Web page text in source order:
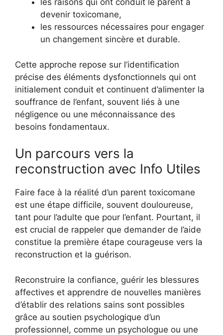
les raisons qui ont conduit le parent à
devenir toxicomane,
les ressources nécessaires pour engager
un changement sincère et durable.
Cette approche repose sur l’identification
précise des éléments dysfonctionnels qui ont
initialement conduit et continuent d’alimenter la
souffrance de l’enfant, souvent liés à une
négligence ou une méconnaissance des
besoins fondamentaux.
Un parcours vers la
reconstruction avec Info Utiles
Faire face à la réalité d’un parent toxicomane
est une étape difficile, souvent douloureuse,
tant pour l’adulte que pour l’enfant. Pourtant, il
est crucial de rappeler que demander de l’aide
constitue la première étape courageuse vers la
reconstruction et la guérison.
Reconstruire la confiance, guérir les blessures
affectives et apprendre de nouvelles manières
d’établir des relations sains sont possibles
grâce au soutien psychologique d’un
professionnel, comme un psychologue ou une